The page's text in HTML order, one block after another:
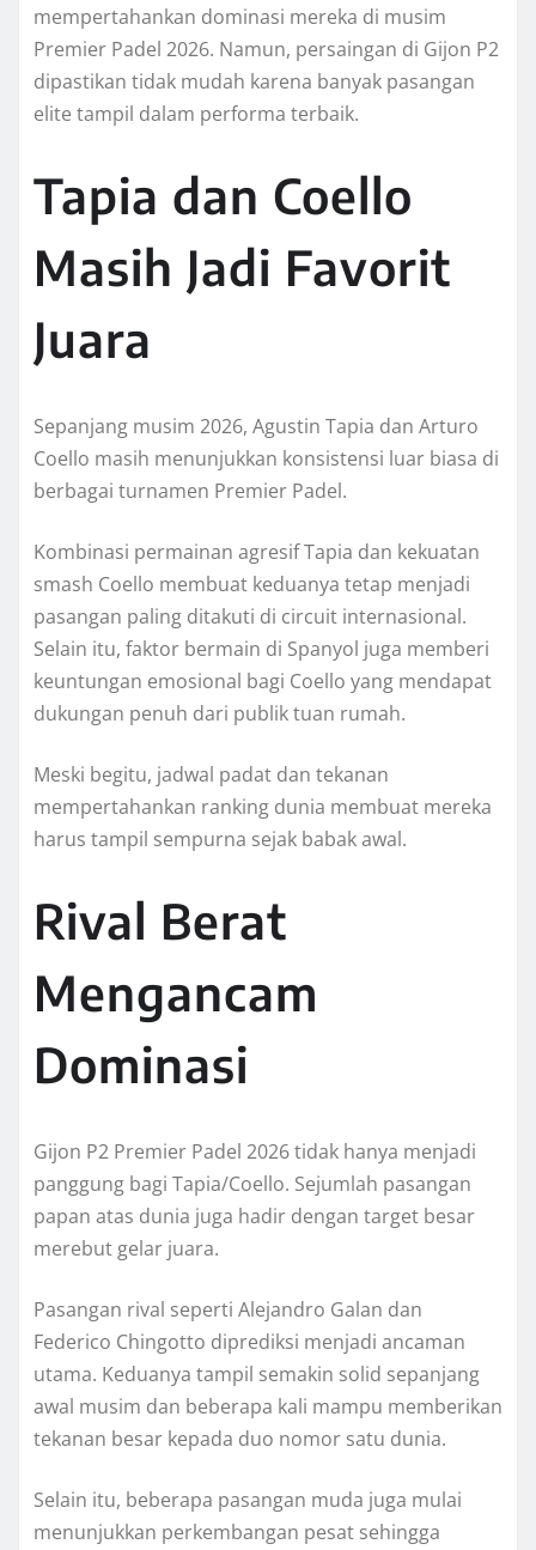
mempertahankan dominasi mereka di musim
Premier Padel 2026. Namun, persaingan di Gijon P2
dipastikan tidak mudah karena banyak pasangan
elite tampil dalam performa terbaik.
Tapia dan Coello
Masih Jadi Favorit
Juara
Sepanjang musim 2026, Agustin Tapia dan Arturo
Coello masih menunjukkan konsistensi luar biasa di
berbagai turnamen Premier Padel.
Kombinasi permainan agresif Tapia dan kekuatan
smash Coello membuat keduanya tetap menjadi
pasangan paling ditakuti di circuit internasional.
Selain itu, faktor bermain di Spanyol juga memberi
keuntungan emosional bagi Coello yang mendapat
dukungan penuh dari publik tuan rumah.
Meski begitu, jadwal padat dan tekanan
mempertahankan ranking dunia membuat mereka
harus tampil sempurna sejak babak awal.
Rival Berat
Mengancam
Dominasi
Gijon P2 Premier Padel 2026 tidak hanya menjadi
panggung bagi Tapia/Coello. Sejumlah pasangan
papan atas dunia juga hadir dengan target besar
merebut gelar juara.
Pasangan rival seperti Alejandro Galan dan
Federico Chingotto diprediksi menjadi ancaman
utama. Keduanya tampil semakin solid sepanjang
awal musim dan beberapa kali mampu memberikan
tekanan besar kepada duo nomor satu dunia.
Selain itu, beberapa pasangan muda juga mulai
menunjukkan perkembangan pesat sehingga